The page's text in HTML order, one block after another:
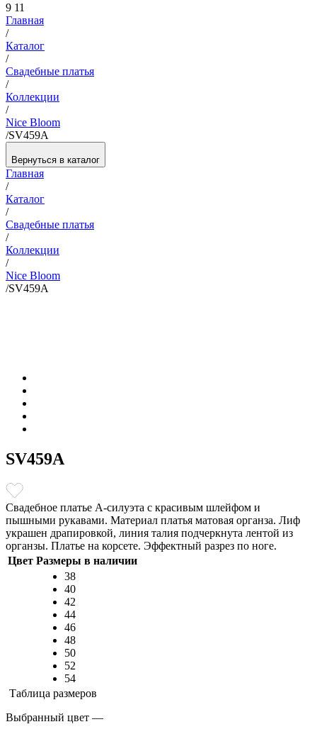
9 11
Главная
/
Каталог
/
Свадебные платья
/
Коллекции
/
Nice Bloom
/SV459A
Вернуться в каталог
Главная
/
Каталог
/
Свадебные платья
/
Коллекции
/
Nice Bloom
/SV459A
SV459A
Свадебное платье А-силуэта с красивым шлейфом и
пышными рукавами. Материал платья матовая органза. Лиф
украшен драпировкой, линия талия подчеркнута лентой из
органзы. Платье на корсете. Эффектный разрез по ноге.
Цвет Размеры в наличии
38
40
42
44
46
48
50
52
54
Таблица размеров
Выбранный цвет —